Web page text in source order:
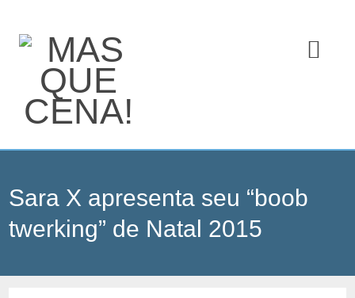
Sara X apresenta seu “boob
twerking” de Natal 2015